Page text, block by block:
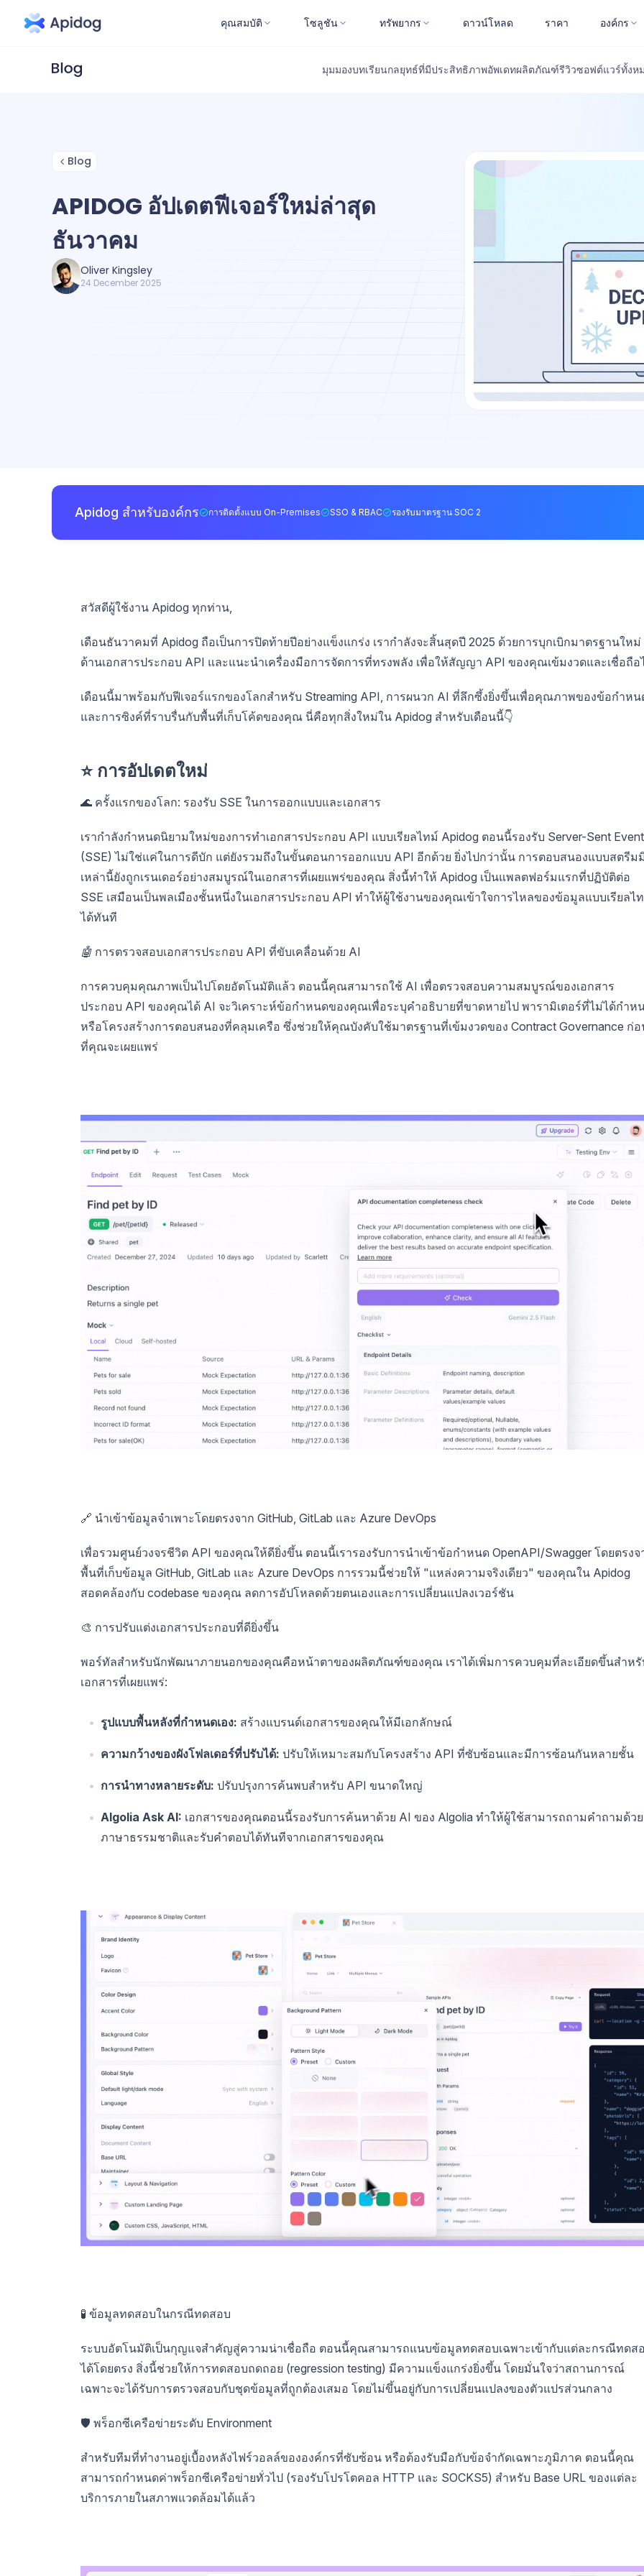
คุณสมบัติ โซลูชัน ทรัพยากร ดาวน์โหลด ราคา องค์กร
มุมมองบทเรียนกลยุทธ์ที่มีประสิทธิภาพอัพเดทผลิตภัณฑ์รีวิวซอฟต์แวร์ทั้งห
Blog
APIDOG อัปเดตฟีเจอร์ใหม่ล่าสุด
ธันวาคม
Oliver Kingsley
24 December 2025
Apidog สำหรับองค์กร การติดตั้งแบบ On-Premises SSO & RBAC รองรับมาตรฐาน SOC 2
สวัสดีผู้ใช้งาน Apidog ทุกท่าน,
เดือนธันวาคมที่ Apidog ถือเป็นการปิดท้ายปีอย่างแข็งแกร่ง เรากำลังจะสิ้นสุดปี 2025 ด้วยการบุกเบิกมาตรฐานใหม่
ด้านเอกสารประกอบ API และแนะนำเครื่องมือการจัดการที่ทรงพลัง เพื่อให้สัญญา API ของคุณเข้มงวดและเชื่อถือ
เดือนนี้มาพร้อมกับฟีเจอร์แรกของโลกสำหรับ Streaming API, การผนวก AI ที่ลึกซึ้งยิ่งขึ้นเพื่อคุณภาพของข้อกำหน
และการซิงค์ที่ราบรื่นกับพื้นที่เก็บโค้ดของคุณ นี่คือทุกสิ่งใหม่ใน Apidog สำหรับเดือนนี้👇
⭐ การอัปเดตใหม่
🌊 ครั้งแรกของโลก: รองรับ SSE ในการออกแบบและเอกสาร
เรากำลังกำหนดนิยามใหม่ของการทำเอกสารประกอบ API แบบเรียลไทม์ Apidog ตอนนี้รองรับ Server-Sent
(SSE) ไม่ใช่แค่ในการดีบัก แต่ยังรวมถึงในขั้นตอนการออกแบบ API อีกด้วย ยิ่งไปกว่านั้น การตอบสนองแบบสตรีม
เหล่านี้ยังถูกเรนเดอร์อย่างสมบูรณ์ในเอกสารที่เผยแพร่ของคุณ สิ่งนี้ทำให้ Apidog เป็นแพลตฟอร์มแรกที่ปฏิบัติต่อ
SSE เสมือนเป็นพลเมืองชั้นหนึ่งในเอกสารประกอบ API ทำให้ผู้ใช้งานของคุณเข้าใจการไหลของข้อมูลแบบเรียลไ
ได้ทันที
🤖 การตรวจสอบเอกสารประกอบ API ที่ขับเคลื่อนด้วย AI
การควบคุมคุณภาพเป็นไปโดยอัตโนมัติแล้ว ตอนนี้คุณสามารถใช้ AI เพื่อตรวจสอบความสมบูรณ์ของเอกสาร
ประกอบ API ของคุณได้ AI จะวิเคราะห์ข้อกำหนดของคุณเพื่อระบุคำอธิบายที่ขาดหายไป พารามิเตอร์ที่ไม่ได้กำห
หรือโครงสร้างการตอบสนองที่คลุมเครือ ซึ่งช่วยให้คุณบังคับใช้มาตรฐานที่เข้มงวดของ Contract Governance ก่
ที่คุณจะเผยแพร่
🔗 นำเข้าข้อมูลจำเพาะโดยตรงจาก GitHub, GitLab และ Azure DevOps
เพื่อรวมศูนย์วงจรชีวิต API ของคุณให้ดียิ่งขึ้น ตอนนี้เรารองรับการนำเข้าข้อกำหนด OpenAPI/Swagger โดยตรงจ
พื้นที่เก็บข้อมูล GitHub, GitLab และ Azure DevOps การรวมนี้ช่วยให้ "แหล่งความจริงเดียว" ของคุณใน Apidog
สอดคล้องกับ codebase ของคุณ ลดการอัปโหลดด้วยตนเองและการเปลี่ยนแปลงเวอร์ชัน
🎨 การปรับแต่งเอกสารประกอบที่ดียิ่งขึ้น
พอร์ทัลสำหรับนักพัฒนาภายนอกของคุณคือหน้าตาของผลิตภัณฑ์ของคุณ เราได้เพิ่มการควบคุมที่ละเอียดขึ้นสำห
เอกสารที่เผยแพร่:
รูปแบบพื้นหลังที่กำหนดเอง: สร้างแบรนด์เอกสารของคุณให้มีเอกลักษณ์
ความกว้างของผังโฟลเดอร์ที่ปรับได้: ปรับให้เหมาะสมกับโครงสร้าง API ที่ซับซ้อนและมีการซ้อนกันหลายชั้น
การนำทางหลายระดับ: ปรับปรุงการค้นพบสำหรับ API ขนาดใหญ่
Algolia Ask AI: เอกสารของคุณตอนนี้รองรับการค้นหาด้วย AI ของ Algolia ทำให้ผู้ใช้สามารถถามคำถามด้วย
ภาษาธรรมชาติและรับคำตอบได้ทันทีจากเอกสารของคุณ
🧪 ข้อมูลทดสอบในกรณีทดสอบ
ระบบอัตโนมัติเป็นกุญแจสำคัญสู่ความน่าเชื่อถือ ตอนนี้คุณสามารถแนบข้อมูลทดสอบเฉพาะเข้ากับแต่ละกรณีทดส
ได้โดยตรง สิ่งนี้ช่วยให้การทดสอบถดถอย (regression testing) มีความแข็งแกร่งยิ่งขึ้น โดยมั่นใจว่าสถานการณ์
เฉพาะจะได้รับการตรวจสอบกับชุดข้อมูลที่ถูกต้องเสมอ โดยไม่ขึ้นอยู่กับการเปลี่ยนแปลงของตัวแปรส่วนกลาง
🛡️ พร็อกซีเครือข่ายระดับ Environment
สำหรับทีมที่ทำงานอยู่เบื้องหลังไฟร์วอลล์ขององค์กรที่ซับซ้อน หรือต้องรับมือกับข้อจำกัดเฉพาะภูมิภาค ตอนนี้คุณ
สามารถกำหนดค่าพร็อกซีเครือข่ายทั่วไป (รองรับโปรโตคอล HTTP และ SOCKS5) สำหรับ Base URL ของแต่ละ
บริการภายในสภาพแวดล้อมได้แล้ว